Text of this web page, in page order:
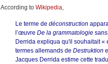
According to Wikipedia
Le terme de déconstruction
l’œuvre De la grammatologie
Derrida expliqua qu'il souhaitait «
termes allemands de Destruktion
Jacques Derrida estime cette